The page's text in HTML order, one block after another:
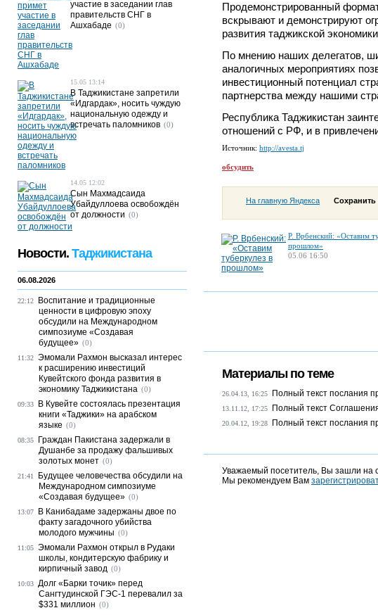
Продемонстрированный
вскрывают и демонстрируют
развития таджикской
По мнению наших делегатов,
аналогичных мероприятиях
инвестиционный потенциал
партнерства между нашими
Республика Таджикистан
отношений с РФ, и в
Источник: http://avesta.tj
обсудить
На главную Яндекса Сохранить
Р. Врбенский: «Оставим
прошлом»
05.06 16:50
Материалы по теме
26.04.13, 16:25 Полный текст послания
13.11.12, 17:25 Полный текст
20.04.12, 19:28 Полный текст послания
Уважаемый посетитель, Вы зашли на
Мы рекомендуем Вам
участие в заседании глав
правительств СНГ в
Ашхабаде (0)
15.05 13:14
В Таджикистане запретили
«Идгардак», носить чуждую
национальную одежду и
встречать паломников (0)
14.05 12:02
Сын Махмадсаида
Убайдуллоева освобождён
от должности (0)
Новости. Таджикистана
06.08.2026
22:12
Воспитание и традиционные
ценности в цифровую эпоху
обсудили на Международном
симпозиуме «Создавая
будущее» (0)
11:32 Эмомали Рахмон высказал интерес
к расширению инвестиций
Кувейтского фонда развития в
экономику Таджикистана (0)
09:33
В Кувейте состоялась презентация
книги «Таджики» на арабском
языке (0)
08:35
Граждан Пакистана задержали в
Душанбе за продажу фальшивых
золотых монет (0)
21:41
Будущее человечества обсудили на
Международном симпозиуме
«Создавая будущее» (0)
13:07
В Канибадаме задержаны двое по
факту загадочного убийства
молодого мужчины (0)
11:05 Эмомали Рахмон открыл в Рудаки
школы, кондитерскую фабрику и
кирпичный завод (0)
10:03 Долг «Барки точик» перед
Сангтудинской ГЭС-1 перевалил за
$331 миллион (0)